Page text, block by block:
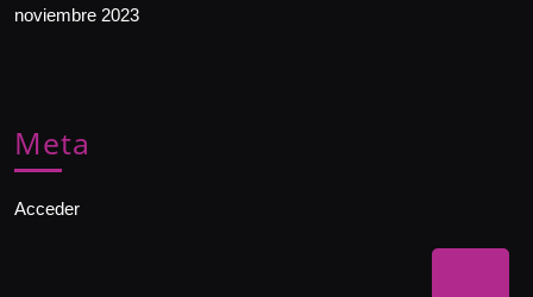
noviembre 2023
Meta
Acceder